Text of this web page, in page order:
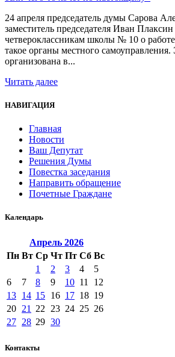
24 апреля председатель думы Сарова
заместитель председателя Иван Плаксин
четвероклассникам школы № 10 о
такое органы местного самоуправления.
организована в...
Читать далее
НАВИГАЦИЯ
Главная
Новости
Ваш Депутат
Решения Думы
Повестка заседания
Направить обращение
Почетные Граждане
Календарь
Апрель 2026
Пн Вт Ср Чт Пт Сб Вс
1
2 3 4
5
6
7 8 9 10 11
12
13 14 15 16 17 18 19
20 21 22 23 24 25 26
27 28 29 30
Контакты